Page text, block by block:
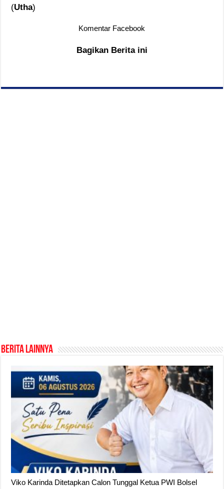
(Utha)
Komentar Facebook
Bagikan Berita ini
Berita Lainnya
Viko Karinda Ditetapkan Calon Tunggal Ketua PWI Bolsel